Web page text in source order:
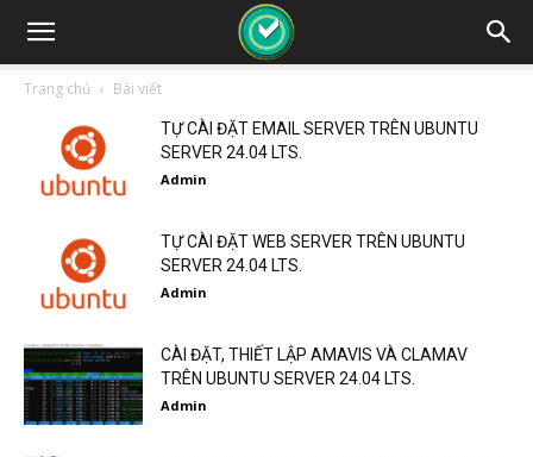
Trang chủ Bài viết
TỰ CÀI ĐẶT EMAIL SERVER TRÊN UBUNTU
SERVER 24.04 LTS.
Admin
TỰ CÀI ĐẶT WEB SERVER TRÊN UBUNTU
SERVER 24.04 LTS.
Admin
CÀI ĐẶT, THIẾT LẬP AMAVIS VÀ CLAMAV
TRÊN UBUNTU SERVER 24.04 LTS.
Admin